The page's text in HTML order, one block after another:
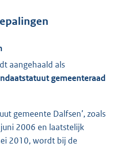
aangehaald als
gemeenteraad
gemeente Dalfsen’, zoals
2006 en laatstelijk
2010, wordt bij de